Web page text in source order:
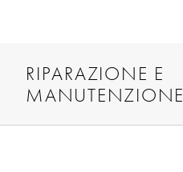
RIPARAZIONE E
MANUTENZIONE